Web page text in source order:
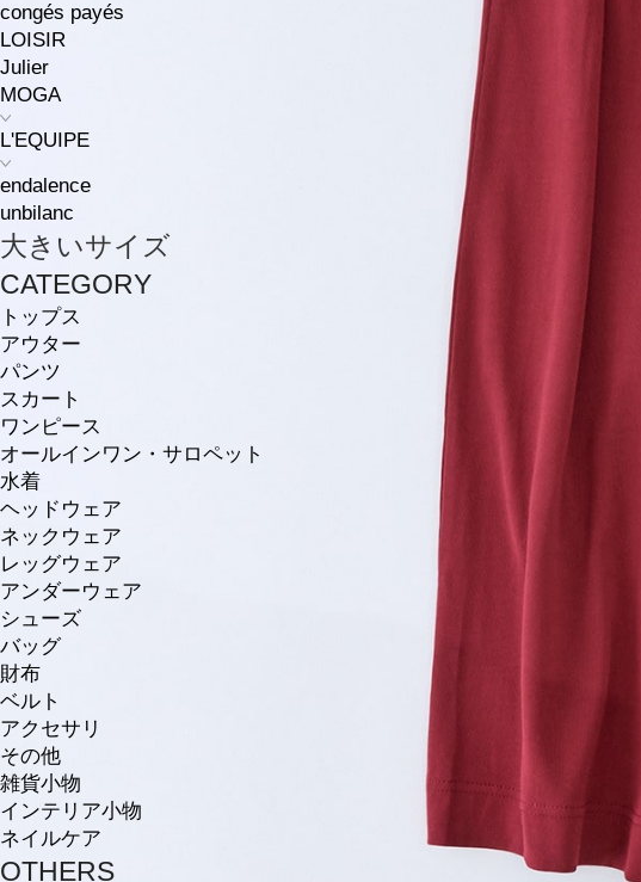
congés payés
LOISIR
Julier
MOGA
L'EQUIPE
endalence
unbilanc
大きいサイズ
CATEGORY
トップス
アウター
パンツ
スカート
ワンピース
オールインワン・サロペット
水着
ヘッドウェア
ネックウェア
レッグウェア
アンダーウェア
シューズ
バッグ
財布
ベルト
アクセサリ
その他
雑貨小物
インテリア小物
ネイルケア
OTHERS